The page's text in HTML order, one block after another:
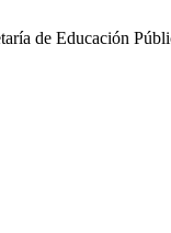
de Educación